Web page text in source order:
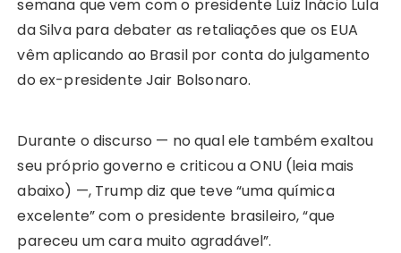
semana que vem com o presidente Luiz Inácio Lula
da Silva para debater as retaliações que os EUA
vêm aplicando ao Brasil por conta do julgamento
do ex-presidente Jair Bolsonaro.
Durante o discurso — no qual ele também exaltou
seu próprio governo e criticou a ONU (leia mais
abaixo) —, Trump diz que teve “uma química
excelente” com o presidente brasileiro, “que
pareceu um cara muito agradável”.